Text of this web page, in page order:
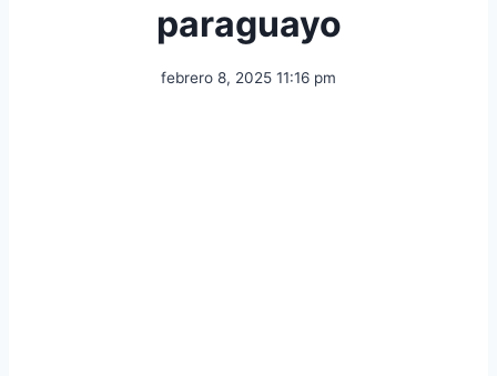
paraguayo
febrero 8, 2025 11:16 pm